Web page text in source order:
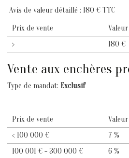
Avis de valeur détaillé : 180 € TTC
Prix de vente
Valeur
>
180 €
Vente aux enchères
Type de mandat: Exclusif
Prix de vente
Valeur
< 100 000 €
7 %
100 001 € - 300 000 €
6 %